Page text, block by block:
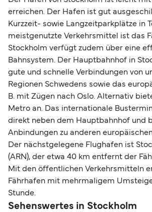
erreichen. Der Hafen ist gut
Kurzzeit- sowie Langzeitparkplätze in
meistgenutzte Verkehrsmittel ist das
Stockholm verfügt zudem über eine
Bahnsystem. Der Hauptbahnhof in
gute und schnelle Verbindungen von
Regionen Schwedens sowie das
B. mit Zügen nach Oslo. Alternativ
Metro an. Das internationale
direkt neben dem Hauptbahnhof und
Anbindungen zu anderen
Der nächstgelegene Flughafen ist
(ARN), der etwa 40 km entfernt der
Mit den öffentlichen Verkehrsmitteln
Fährhafen mit mehrmaligem
Stunde.
Sehenswertes in Stockholm